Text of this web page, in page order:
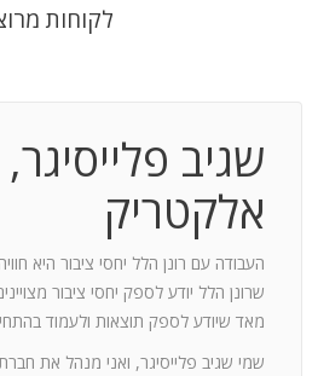
לקוחות
שגיב
אלקטריק
העבודה עם רונן הלל יחסי ציבור היא
שרונן הלל יודע לספק יחסי ציבור
מאד שיודע לספק תוצאות ולעמוד
שמי שגיב פלייסיגר, ואני מנהל את